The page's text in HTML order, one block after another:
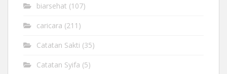
biarsehat (107)
caricara (211)
Catatan Sakti (35)
Catatan Syifa (5)